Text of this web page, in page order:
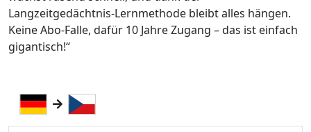
Langzeitgedächtnis-Lernmethode bleibt alles hängen.
Keine Abo-Falle, dafür 10 Jahre Zugang – das ist einfach
gigantisch!“